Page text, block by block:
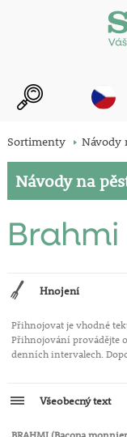
Sortimenty Návody
Návody na
Brahmi
Hnojení
Přihnojovat je vhodné
Přihnojování provádějte
denních intervalech.
Všeobecný text